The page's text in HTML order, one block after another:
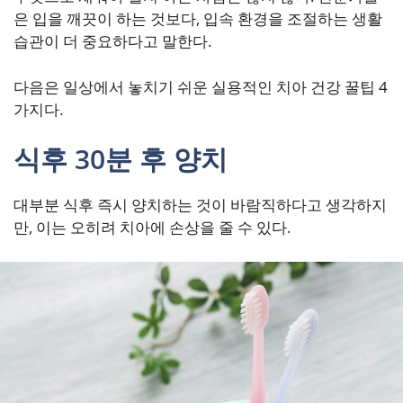
은 입을 깨끗이 하는 것보다, 입속 환경을 조절하는 생활
습관이 더 중요하다고 말한다.
다음은 일상에서 놓치기 쉬운 실용적인 치아 건강 꿀팁 4
가지다.
식후 30분 후 양치
대부분 식후 즉시 양치하는 것이 바람직하다고 생각하지
만, 이는 오히려 치아에 손상을 줄 수 있다.